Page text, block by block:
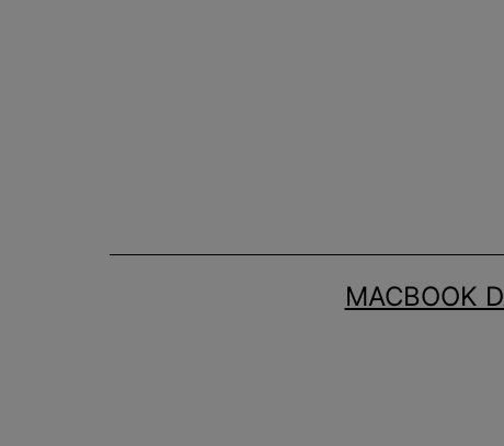
MACBOOK